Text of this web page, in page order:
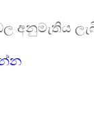
අනුමැතිය